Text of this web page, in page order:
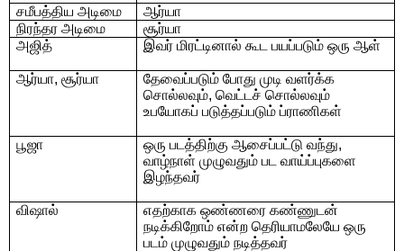
சமீபத்திய அடிமை
ஆர்யா
நிரந்தர அடிமை
சூர்யா
அஜித்
இவர் மிரட்டினால் கூட பயப்படும் ஒரு ஆள்
ஆர்யா,சூர்யா
தேவைப்படும் போது முடி வளர்க்க
சொல்லவும்,வெட்டச் சொல்லவும்
உபயோகப் படுத்தப்படும் ப்ராணிகள்
பூஜா ஒரு படத்திற்கு ஆசைப்பட்டு வந்து,
வாழ்நாள் முழுவதும் பட
வாய்ப்புகளை
இழந்தவர்
விஷால்
எதற்காக ஒண்ணரை கண்ணுடன்
நடிக்கிறோம் என்ற தெரியாமலேயே ஒரு
படம் முழுவதும் நடித்தவர்